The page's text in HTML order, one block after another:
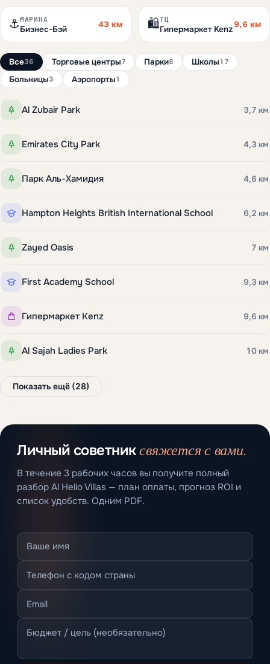
⚓ МАРИНА
Бизнес-Бэй 43 км 🛍️ТЦ
Гипермаркет Kenz9,6 км
Все36 Торговые центры7 Парки8 Школы17
Больницы3 Аэропорты1
Al Zubair Park 3,7 км
Emirates City Park 4,3 км
Парк Аль-Хамидия 4,6 км
Hampton Heights British International School 6,2 км
Zayed Oasis 7 км
First Academy School 9,3 км
Гипермаркет Kenz 9,6 км
Al Sajah Ladies Park 10 км
Показать ещё (28)
Личный советниксвяжется с вами.
В течение 3 рабочих часов вы получите полный
разбор Al Helio Villas — план оплаты, прогноз ROI и
список удобств. Одним PDF.